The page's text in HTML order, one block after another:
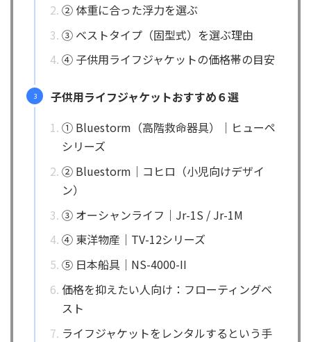
② 体重に合った浮力を選ぶ
③ ベストタイプ（固型式）を選ぶ理由
④ 子供用ライフジャケットの価格帯の目安
子供用ライフジャケットおすすめ６選
① Bluestorm（高階救命器具）｜ヒューペ
シリーズ
② Bluestorm｜コヒロ（小児向けデザイ
ン）
③ オーシャンライフ｜Jr-1S / Jr-1M
④ 東洋物産｜TV-12シリーズ
⑤ 日本船具｜NS-4000-II
価格を抑えたい人向け：フローティングベ
スト
ライフジャケットをレンタルするという手